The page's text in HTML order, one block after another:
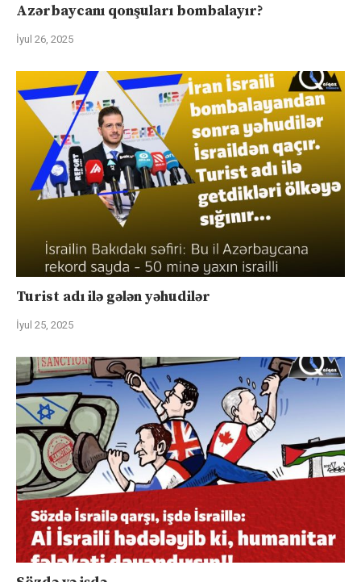
Azərbaycanı qonşuları bombalayır?
İyul 26, 2025
Turist adı ilə gələn yəhudilər
İyul 25, 2025